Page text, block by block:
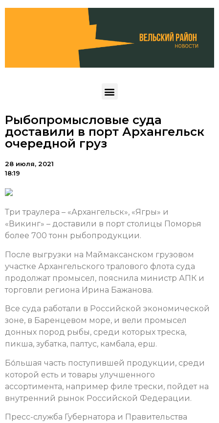
Рыбопромысловые суда
доставили в порт Архангельск
очередной груз
28 июля, 2021
18:19
Три траулера – «Архангельск», «Ягры» и
«Викинг» – доставили в порт столицы Поморья
более 700 тонн рыбопродукции.
После выгрузки на Маймаксанском грузовом
участке Архангельского тралового флота суда
продолжат промысел, пояснила министр АПК и
торговли региона Ирина Бажанова.
Все суда работали в Российской экономической
зоне, в Баренцевом море, и вели промысел
донных пород рыбы, среди которых треска,
пикша, зубатка, палтус, камбала, ерш.
Бо́льшая часть поступившей продукции, среди
которой есть и товары улучшенного
ассортимента, например филе трески, пойдет на
внутренний рынок Российской Федерации.
Пресс-служба Губернатора и Правительства